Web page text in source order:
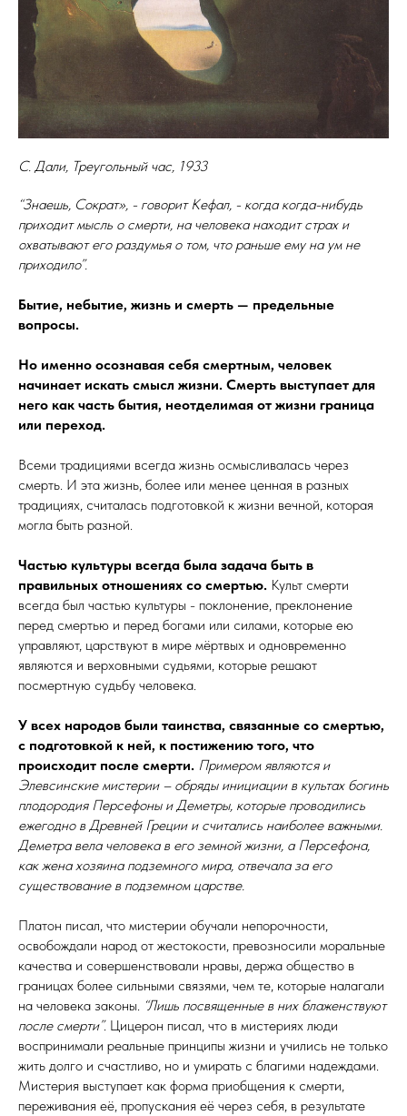
С. Дали, Треугольный час, 1933
“Знаешь, Сократ», - говорит Кефал, - когда когда-нибудь
приходит мысль о смерти, на человека находит страх и
охватывают его раздумья о том, что раньше ему на ум не
приходило”.
Бытие, небытие, жизнь и смерть — предельные
вопросы.
Но именно осознавая себя смертным, человек
начинает искать смысл жизни. Смерть выступает для
него как часть бытия, неотделимая от жизни граница
или переход.
Всеми традициями всегда жизнь осмысливалась через
смерть. И эта жизнь, более или менее ценная в разных
традициях, считалась подготовкой к жизни вечной, которая
могла быть разной.
Частью культуры всегда была задача быть в
правильных отношениях со смертью. Культ смерти
всегда был частью культуры - поклонение, преклонение
перед смертью и перед богами или силами, которые ею
управляют, царствуют в мире мёртвых и одновременно
являются и верховными судьями, которые решают
посмертную судьбу человека.
У всех народов были таинства, связанные со смертью,
с подготовкой к ней, к постижению того, что
происходит после смерти. Примером являются и
Элевсинские мистерии – обряды инициации в культах богинь
плодородия Персефоны и Деметры, которые проводились
ежегодно в Древней Греции и считались наиболее важными.
Деметра вела человека в его земной жизни, а Персефона,
как жена хозяина подземного мира, отвечала за его
существование в подземном царстве.
Платон писал, что мистерии обучали непорочности,
освобождали народ от жестокости, превозносили моральные
качества и совершенствовали нравы, держа общество в
границах более сильными связями, чем те, которые налагали
на человека законы. “Лишь посвященные в них блаженствуют
после смерти”. Цицерон писал, что в мистериях люди
воспринимали реальные принципы жизни и учились не только
жить долго и счастливо, но и умирать с благими надеждами.
Мистерия выступает как форма приобщения к смерти,
переживания её, пропускания её через себя, в результате